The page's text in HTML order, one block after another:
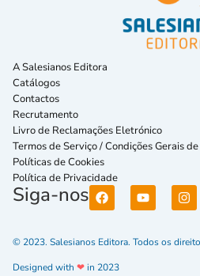
A Salesianos Editora
Catálogos
Contactos
Recrutamento
Livro de Reclamações Eletrónico
Termos de Serviço / Condições Gerais
Políticas de Cookies
Política de Privacidade
Siga-nos
© 2023. Salesianos Editora. Todos os
Designed with ❤in 2023